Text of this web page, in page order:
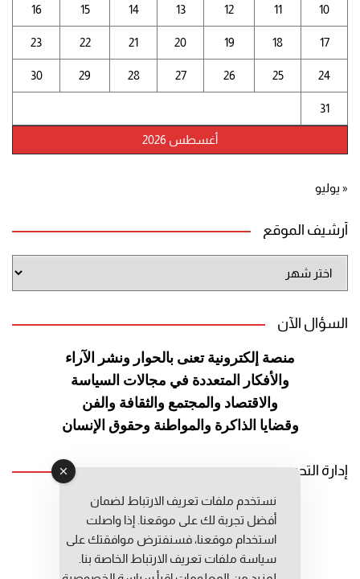
أغسطس 2026
10
11
12
13
14
15
16
17
18
19
20
21
22
23
24
25
26
27
28
29
30
31
« يوليو
أرشيف الموقع
الموقع
السؤال الآن
منصة إلكترونية تعنى بالحوار ونشر الآراء
والأفكار المتعددة في مجالات السياسة
والاقتصاد والمجتمع والثقافة والفن
وقضايا الذاكرة والمواطنة وحقوق الإنسان
إدارة التحرير
رئيس التحرير: عبد الرحيم التوراني
رئيس التحرير المساعد: المعطي قبال
مديرة التحرير: فاطمة حوحو
نستخدم ملفات تعريف الارتباط لضمان
أفضل تجربة لك على موقعنا. إذا واصلت
استخدام موقعنا، فسنفترض موافقتك على
سياسة ملفات تعريف الارتباط الخاصة بنا.